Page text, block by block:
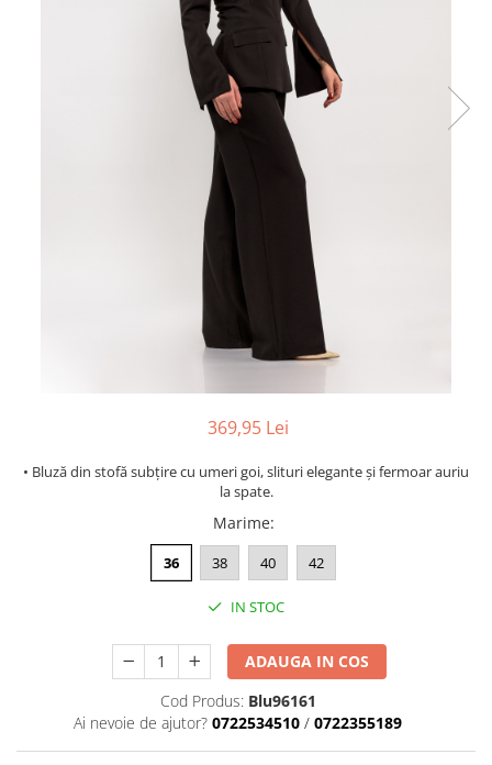
369,95 Lei
• Bluză din stofă subțire cu umeri goi, slituri elegante și fermoar auriu
la spate.
Marime:
36 38 40 42
IN STOC
ADAUGA IN COS
Cod Produs: Blu96161
Ai nevoie de ajutor? 0722534510 / 0722355189